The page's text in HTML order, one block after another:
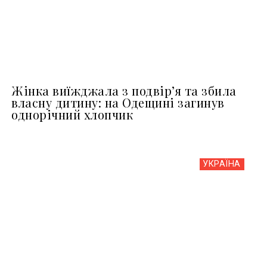
Жінка виїжджала з подвір’я та збила
власну дитину: на Одещині загинув
однорічний хлопчик
УКРАЇНА